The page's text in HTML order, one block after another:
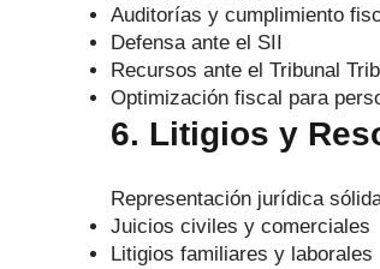
Auditorías y cumplimiento
Defensa ante el SII
Recursos ante el Tribunal
Optimización fiscal para
6. Litigios y
Representación jurídica
Juicios civiles y comerciales
Litigios familiares y laborales